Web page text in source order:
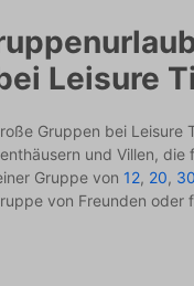
Leisure
Gruppen bei Leisure
und Villen,
Gruppe von 12, 20,
von Freunden oder